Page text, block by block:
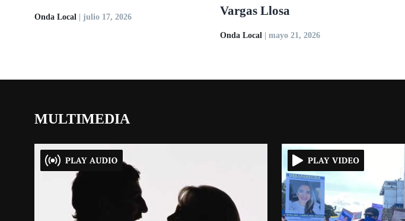
Onda Local | julio 17, 2026
Vargas Llosa
Onda Local | mayo 21, 2026
MULTIMEDIA